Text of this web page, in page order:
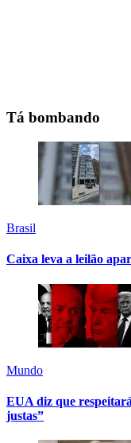
Tá bombando
Brasil
Caixa leva a leilão
Mundo
EUA diz que
justas”